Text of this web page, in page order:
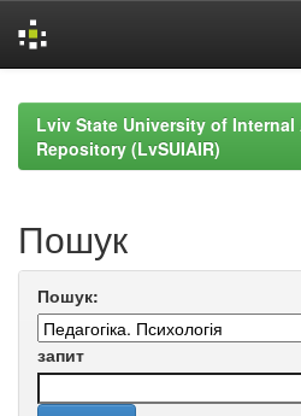
navigationLviv State University of
Repository (LvSUIAIR)
Пошук
Пошук:
запит